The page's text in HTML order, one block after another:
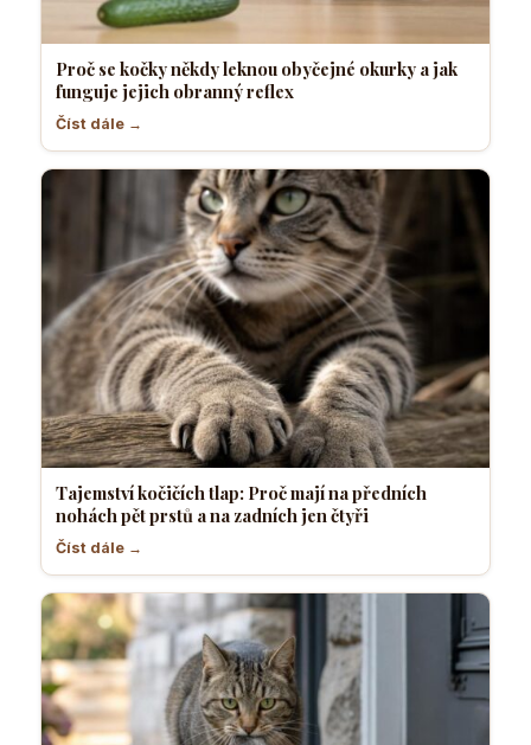
Proč se kočky někdy leknou obyčejné okurky a jak
funguje jejich obranný reflex
Číst dále →
Tajemství kočičích tlap: Proč mají na předních
nohách pět prstů a na zadních jen čtyři
Číst dále →